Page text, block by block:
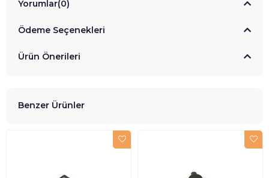
Yorumlar(0)
Ödeme Seçenekleri
Ürün Önerileri
Benzer Ürünler